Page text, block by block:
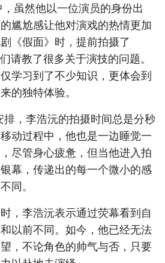
虽然他以一位演员的身份出
尴尬感让他对演戏的热情更加
《假面》时，提前拍摄了
请教了很多关于演技的问题。
学习到了不少知识，更体会到
的独特体验。
，李浩沅的拍摄时间总是分秒
动过程中，他也是一边睡觉一
尽管身心疲惫，但当他进入拍
幕，传递出的每一个微小的感
同。
，李浩沅表示通过荧幕看到自
以前不同。如今，他已经无法
，不论角色的帅气与否，只要